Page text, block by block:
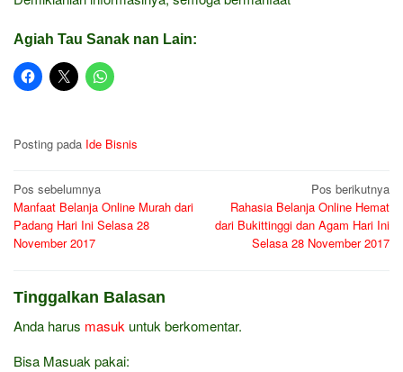
Agiah Tau Sanak nan Lain:
Posting pada Ide Bisnis
Navigasi
pos
Pos sebelumnya
Manfaat Belanja Online Murah dari
Padang Hari Ini Selasa 28
November 2017
Pos berikutnya
Rahasia Belanja Online Hemat
dari Bukittinggi dan Agam Hari Ini
Selasa 28 November 2017
Tinggalkan Balasan
Anda harus masuk untuk berkomentar.
Bisa Masuak pakai: